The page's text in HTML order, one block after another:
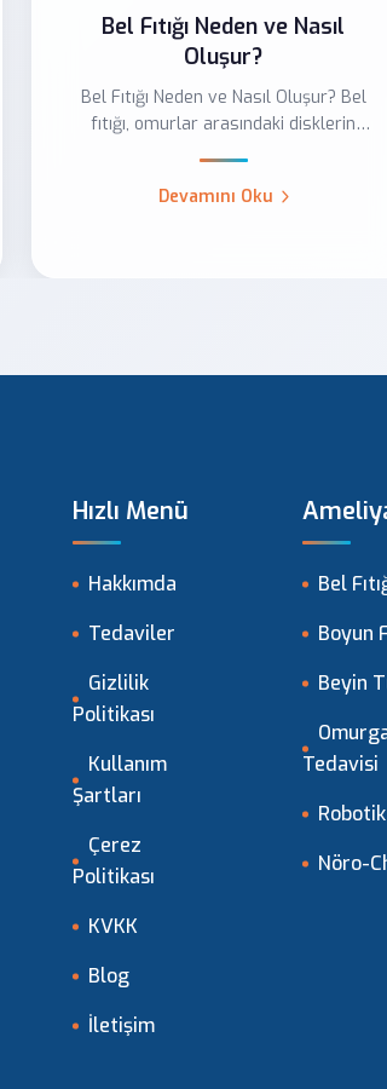
Bel Fıtığı Neden ve Nasıl
Oluşur?
Bel Fıtığı Neden ve Nasıl Oluşur? Bel
fıtığı, omurlar arasındaki disklerin
Devamını Oku
Hızlı Menü
Hakkımda
Tedaviler
Gizlilik
Politikası
Kullanım
Şartları
Çerez
Politikası
KVKK
Blog
İletişim
Bel
Boyun
Beyin
Tedavisi
Nöro-